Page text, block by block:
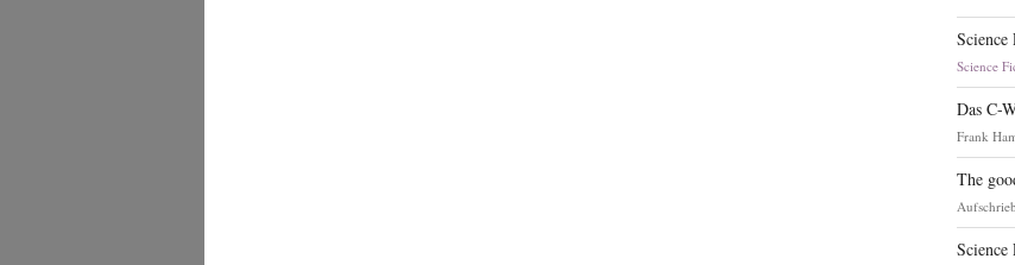
Science
Das C-
Frank
The